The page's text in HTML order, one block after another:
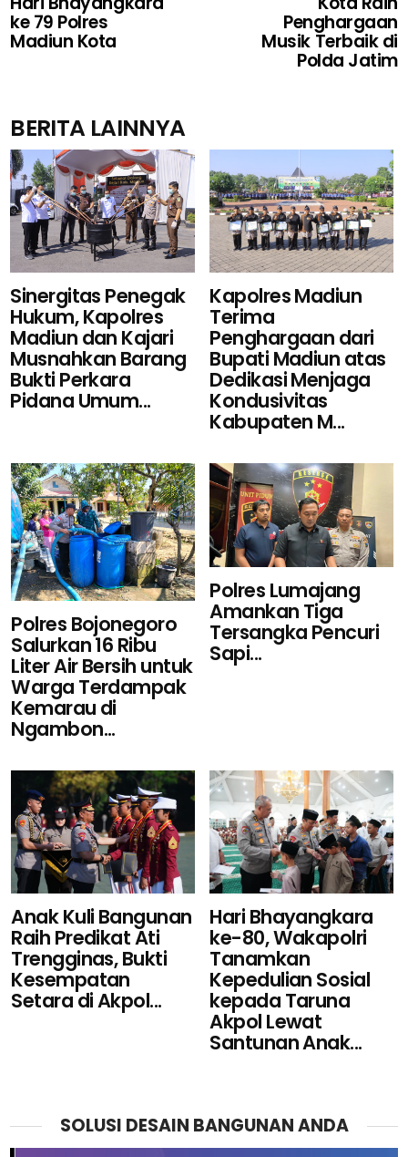
ke 79 Polres
Madiun Kota
Penghargaan
Musik Terbaik di
Polda Jatim
BERITA LAINNYA
Sinergitas Penegak
Hukum, Kapolres
Madiun dan Kajari
Musnahkan Barang
Bukti Perkara
Pidana Umum...
Kapolres Madiun
Terima
Penghargaan dari
Bupati Madiun atas
Dedikasi Menjaga
Kondusivitas
Kabupaten M...
Polres Bojonegoro
Salurkan 16 Ribu
Liter Air Bersih untuk
Warga Terdampak
Kemarau di
Ngambon...
Polres Lumajang
Amankan Tiga
Tersangka Pencuri
Sapi...
Anak Kuli Bangunan
Raih Predikat Ati
Trengginas, Bukti
Kesempatan
Setara di Akpol...
Hari Bhayangkara
ke-80, Wakapolri
Tanamkan
Kepedulian Sosial
kepada Taruna
Akpol Lewat
Santunan Anak...
SOLUSI DESAIN BANGUNAN ANDA